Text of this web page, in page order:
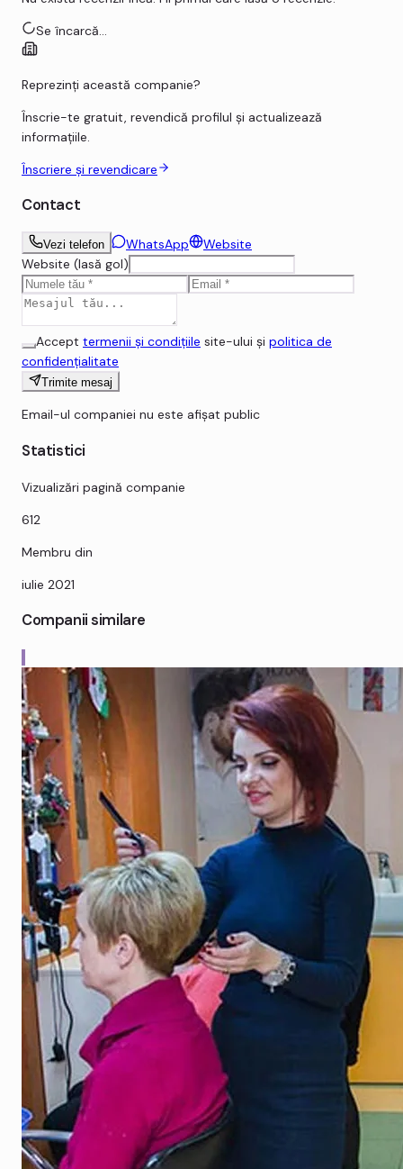
Se încarcă...
Reprezinți această companie?
Înscrie-te gratuit, revendică profilul și actualizează
informațiile.
Înscriere și revendicare
Contact
Vezi telefon WhatsApp
Website
Website (lasă gol)
Accept termenii și condițiile site-ului și politica de
confidențialitate
Trimite mesaj
Email-ul companiei nu este afișat public
Statistici
Vizualizări pagină companie
612
Membru din
iulie 2021
Companii similare